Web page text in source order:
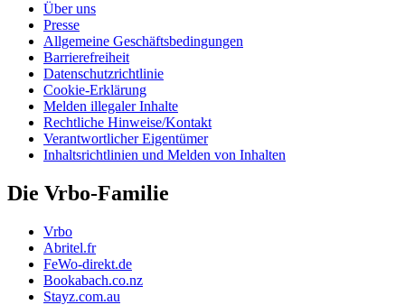
Über uns
Presse
Allgemeine Geschäftsbedingungen
Barrierefreiheit
Datenschutzrichtlinie
Cookie-Erklärung
Melden illegaler Inhalte
Rechtliche Hinweise/Kontakt
Verantwortlicher Eigentümer
Inhaltsrichtlinien und Melden von Inhalten
Die Vrbo-Familie
Vrbo
Abritel.fr
FeWo-direkt.de
Bookabach.co.nz
Stayz.com.au